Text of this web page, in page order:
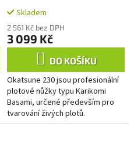
Skladem
2 561 Kč bez DPH
3 099 Kč
DO KOŠÍKU
Okatsune 230 jsou profesionální
plotové nůžky typu Karikomi
Basami, určené především pro
tvarování živých plotů.
Kombinace velkých ostrých